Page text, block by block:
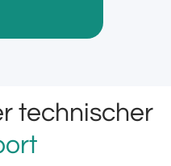
technischer